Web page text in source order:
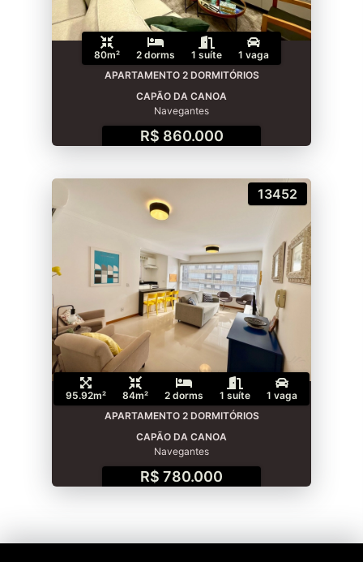
80m² 2 dorms 1 suíte
1 vaga
APARTAMENTO 2 DORMITÓRIOS
CAPÃO DA CANOA
Navegantes
R$ 860.000
13452
95.92m² 84m² 2 dorms 1 suíte
1 vaga
APARTAMENTO 2 DORMITÓRIOS
CAPÃO DA CANOA
Navegantes
R$ 780.000